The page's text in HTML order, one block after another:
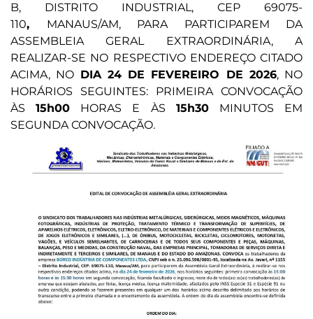
B, DISTRITO INDUSTRIAL, CEP 69075-
110, MANAUS/AM, PARA PARTICIPAREM DA
ASSEMBLEIA GERAL EXTRAORDINÁRIA, A
REALIZAR-SE NO RESPECTIVO ENDEREÇO CITADO
ACIMA, NO DIA 24 DE FEVEREIRO DE 2026, NO
HORÁRIOS SEGUINTES: PRIMEIRA CONVOCAÇÃO
ÀS15h00 HORAS E ÀS 15h30MINUTOS EM
SEGUNDA CONVOCAÇÃO.